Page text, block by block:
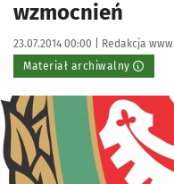
wzmocnień
Data publikacji:
23.07.2014 00:00 | Autor:
Redakcja
Materiał archiwalny
Kliknij, aby powiększyć